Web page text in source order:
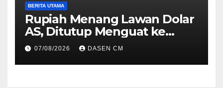
BERITA UTAMA
Rupiah Menang Lawan Dolar
AS, Ditutup Menguat ke
Rp17.910
07/08/2026 DASEN CM